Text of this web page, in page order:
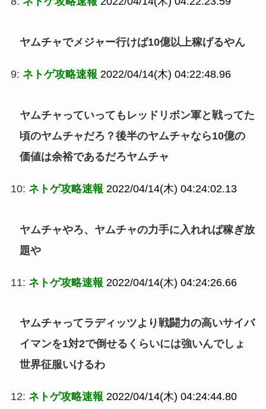
ヤムチャでメジャー行けば10億以上稼げるやん
9: ネトゲ攻略速報 2022/04/14(木) 04:22:48.96
ヤムチャっていってもレッドリボン軍と戦ってた
頃のヤムチャだろ？後半のヤムチャなら10億の
価値は余裕であるだろヤムチャ
10: ネトゲ攻略速報 2022/04/14(木) 04:24:02.13
ヤムチャやろ、ヤムチャの力手に入れれば稼ぎ放
題や
11: ネトゲ攻略速報 2022/04/14(木) 04:24:26.66
ヤムチャってラディッツより戦闘力の高いサイバ
イマンを1対2で倒せるくらいには強いんでしょ
世界征服いけるわ
12: ネトゲ攻略速報 2022/04/14(木) 04:24:44.80